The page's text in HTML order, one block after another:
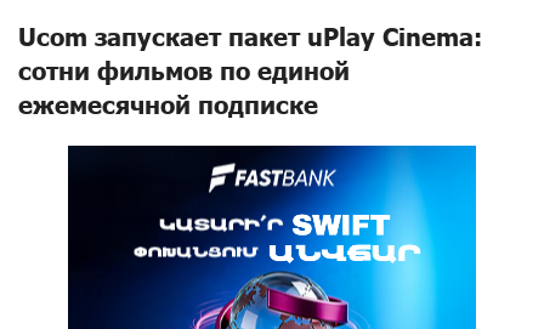
Ucom запускает пакет uPlay Cinema:
сотни фильмов по единой
ежемесячной подписке